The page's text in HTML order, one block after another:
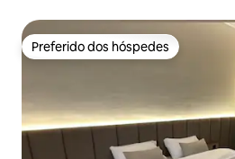
Preferido dos hóspedes
Preferido dos hóspedes